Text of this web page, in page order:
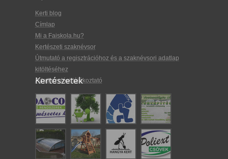
Kerti blog
Címlap
Mi a Faiskola.hu?
Kertészeti szaknévsor
Útmutató a regisztrációhoz és a szaknévsori adatlap
kitöltéséhez
Adatkezelési tájékoztató
Kertészetek